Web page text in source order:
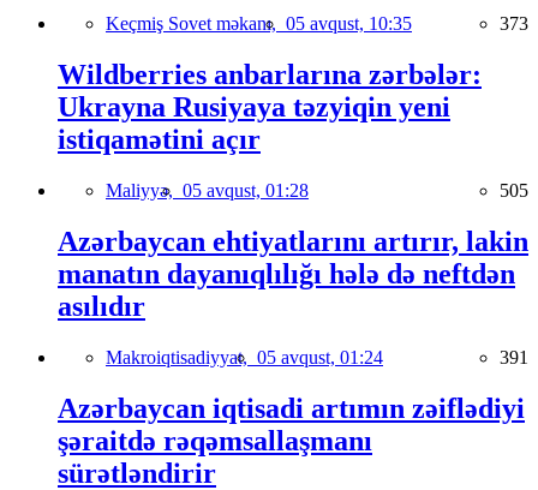
Keçmiş Sovet məkanı, 05 avqust, 10:35 373
Wildberries anbarlarına zərbələr:
Ukrayna Rusiyaya təzyiqin yeni
istiqamətini açır
Maliyyə, 05 avqust, 01:28 505
Azərbaycan ehtiyatlarını artırır, lakin
manatın dayanıqlılığı hələ də neftdən
asılıdır
Makroiqtisadiyyat, 05 avqust, 01:24 391
Azərbaycan iqtisadi artımın zəiflədiyi
şəraitdə rəqəmsallaşmanı
sürətləndirir